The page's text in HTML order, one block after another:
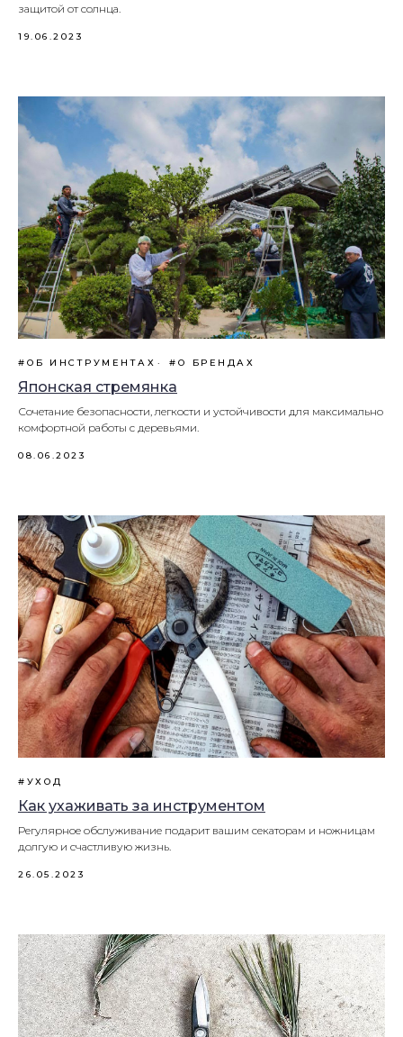
защитой от солнца.
19.06.2023
#ОБ ИНСТРУМЕНТАХ #О БРЕНДАХ
Японская стремянка
Сочетание безопасности, легкости и устойчивости для максимально
комфортной работы с деревьями.
08.06.2023
#УХОД
​​Как ухаживать за инструментом
Регулярное обслуживание подарит вашим секаторам и ножницам
долгую и счастливую жизнь.
26.05.2023